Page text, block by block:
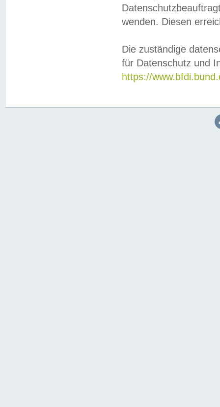
wenden. Diesen
Die zuständige
für Datenschutz und
https://